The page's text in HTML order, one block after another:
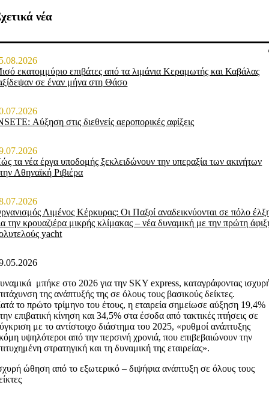
νέα
εκατομμύριο επιβάτες από τα λιμάνια Κεραμωτής και Καβάλας
σε έναν μήνα στη Θάσο
Αύξηση στις διεθνείς αεροπορικές αφίξεις
τα νέα έργα υποδομής ξεκλειδώνουν την υπεραξία των ακινήτων
Αθηναϊκή Ριβιέρα
Λιμένος Κέρκυρας: Οι Παξοί αναδεικνύονται σε πόλο
την κρουαζιέρα μικρής κλίμακας – νέα δυναμική με την πρώτη
yacht
μπήκε στο 2026 για την SKY express, καταγράφοντας
της ανάπτυξής της σε όλους τους βασικούς δείκτες.
το πρώτο τρίμηνο του έτους, η εταιρεία σημείωσε αύξηση 19,4%
επιβατική κίνηση και 34,5% στα έσοδα από τακτικές πτήσεις σε
με το αντίστοιχο διάστημα του 2025, «ρυθμοί ανάπτυξης
υψηλότεροι από την περσινή χρονιά, που επιβεβαιώνουν την
στρατηγική και τη δυναμική της εταιρείας».
ώθηση από το εξωτερικό – διψήφια ανάπτυξη σε όλους τους